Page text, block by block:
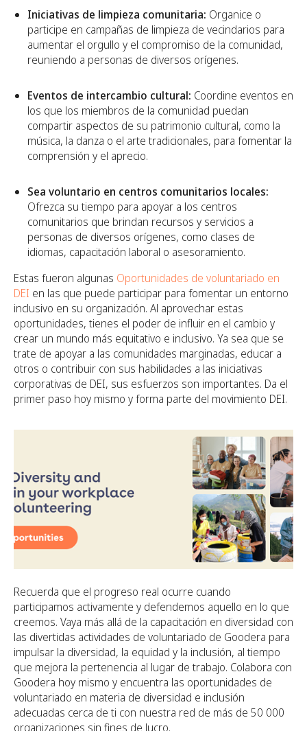
Iniciativas de limpieza comunitaria: Organice o
participe en campañas de limpieza de vecindarios para
aumentar el orgullo y el compromiso de la comunidad,
reuniendo a personas de diversos orígenes.
Eventos de intercambio cultural: Coordine eventos en
los que los miembros de la comunidad puedan
compartir aspectos de su patrimonio cultural, como la
música, la danza o el arte tradicionales, para fomentar la
comprensión y el aprecio.
Sea voluntario en centros comunitarios locales:
Ofrezca su tiempo para apoyar a los centros
comunitarios que brindan recursos y servicios a
personas de diversos orígenes, como clases de
idiomas, capacitación laboral o asesoramiento.
Estas fueron algunas Oportunidades de voluntariado en
DEI en las que puede participar para fomentar un entorno
inclusivo en su organización. Al aprovechar estas
oportunidades, tienes el poder de influir en el cambio y
crear un mundo más equitativo e inclusivo. Ya sea que se
trate de apoyar a las comunidades marginadas, educar a
otros o contribuir con sus habilidades a las iniciativas
corporativas de DEI, sus esfuerzos son importantes. Da el
primer paso hoy mismo y forma parte del movimiento DEI.
Recuerda que el progreso real ocurre cuando
participamos activamente y defendemos aquello en lo que
creemos. Vaya más allá de la capacitación en diversidad con
las divertidas actividades de voluntariado de Goodera para
impulsar la diversidad, la equidad y la inclusión, al tiempo
que mejora la pertenencia al lugar de trabajo. Colabora con
Goodera hoy mismo y encuentra las oportunidades de
voluntariado en materia de diversidad e inclusión
adecuadas cerca de ti con nuestra red de más de 50 000
organizaciones sin fines de lucro.